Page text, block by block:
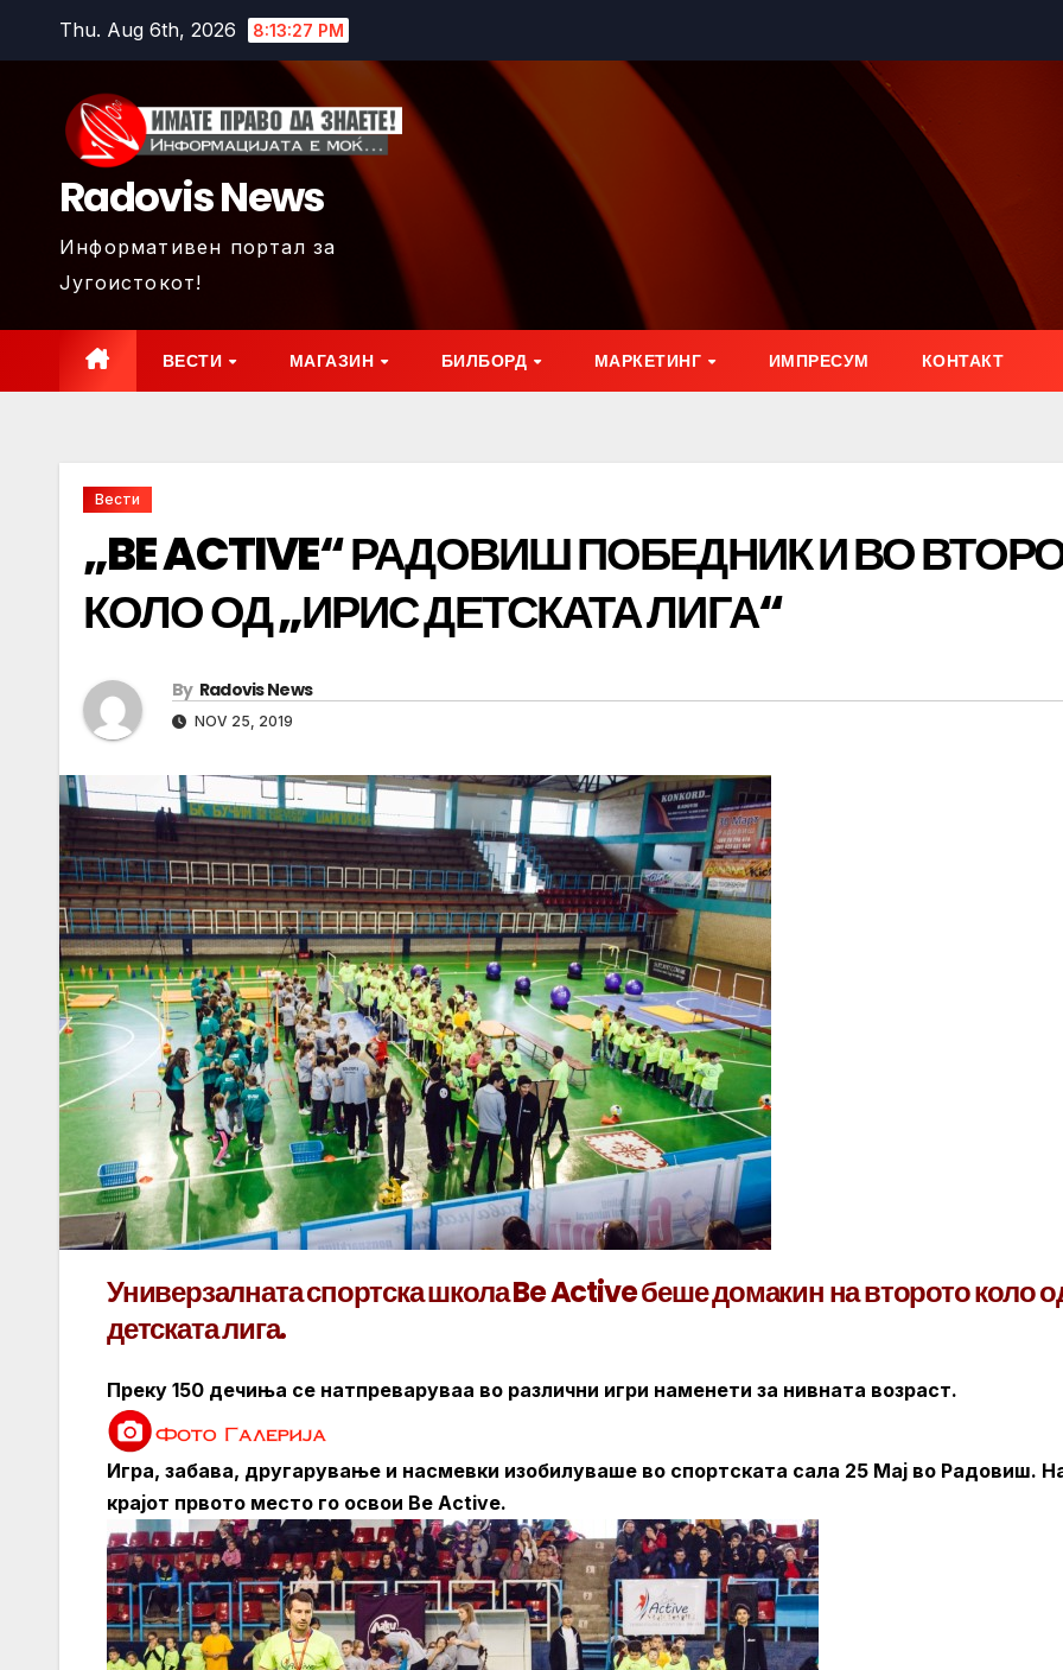
Thu. Aug 6th, 2026 8:13:29 PM
Radovis News
Информативен портал за
Југоистокот!
ВЕСТИ МАГАЗИН БИЛБОРД МАРКЕТИНГ ИМПРЕСУМ КОНТАКТ
Вести
„BE ACTIVE“ РАДОВИШ ПОБЕДНИК И ВО
КОЛО ОД „ИРИС ДЕТСКАТА ЛИГА“
By Radovis News
NOV 25, 2019
Универзалната спортска школа Be Active беше домакин на второто коло
детската лига.
Преку 150 дечиња се натпреваруваа во различни игри наменети за нивната возраст.
Игра, забава, другарување и насмевки изобилуваше во спортската сала 25 Мај во Радовиш.
крајот првото место го освои Be Active.